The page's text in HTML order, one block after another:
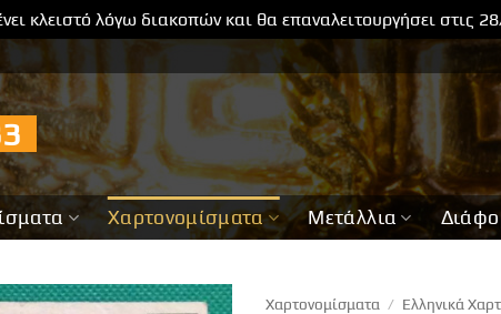
κλειστό λόγω διακοπών και θα επαναλειτουργήσει στις
Χαρτονομίσματα Μετάλλια
Χαρτονομίσματα / Ελληνικά